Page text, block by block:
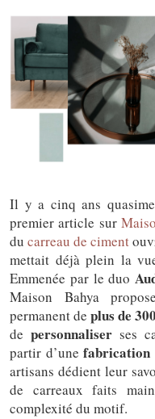
Il y a cinq ans
premier article sur
ducarreau de ciment
mettait déjà plein la
Emmenée par le duo
Maison Bahya
permanent deplus de
de personnaliser ses
partir d’unefabrication
artisans dédient leur
de carreaux faits
complexité du motif.